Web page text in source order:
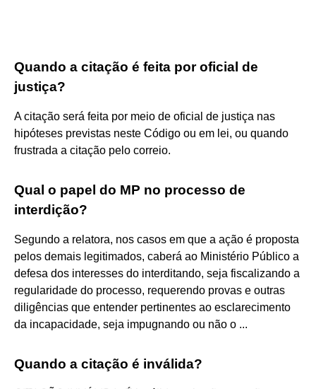
Quando a citação é feita por oficial de
justiça?
A citação será feita por meio de oficial de justiça nas
hipóteses previstas neste Código ou em lei, ou quando
frustrada a citação pelo correio.
Qual o papel do MP no processo de
interdição?
Segundo a relatora, nos casos em que a ação é proposta
pelos demais legitimados, caberá ao Ministério Público a
defesa dos interesses do interditando, seja fiscalizando a
regularidade do processo, requerendo provas e outras
diligências que entender pertinentes ao esclarecimento
da incapacidade, seja impugnando ou não o ...
Quando a citação é inválida?